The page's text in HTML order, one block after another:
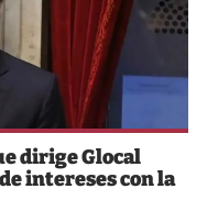
dirige Glocal
intereses con la